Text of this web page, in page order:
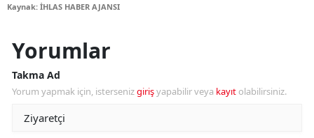
Kaynak: İHLAS HABER AJANSI
Yorumlar
Takma Ad
Yorum yapmak için, istersenizgirişyapabilir veya kayıt olabilirsiniz.